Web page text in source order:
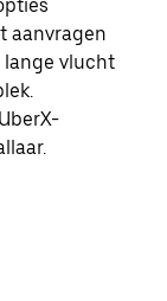
aanvragen
lange vlucht